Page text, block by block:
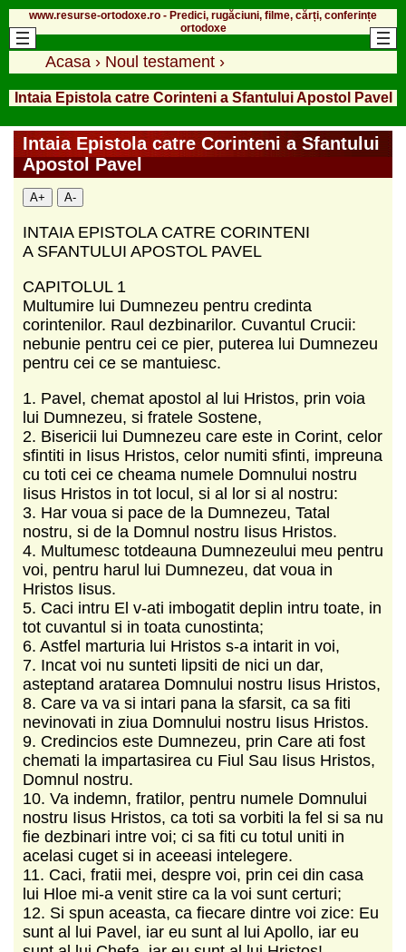
www.resurse-ortodoxe.ro - Predici, rugăciuni, filme, cărți, conferințe
ortodoxe
Acasa › Noul testament ›
Intaia Epistola catre Corinteni a Sfantului Apostol Pavel
Intaia Epistola catre Corinteni a Sfantului
Apostol Pavel
A+ A-
INTAIA EPISTOLA CATRE CORINTENI
A SFANTULUI APOSTOL PAVEL
CAPITOLUL 1
Multumire lui Dumnezeu pentru credinta
corintenilor. Raul dezbinarilor. Cuvantul Crucii:
nebunie pentru cei ce pier, puterea lui Dumnezeu
pentru cei ce se mantuiesc.
1. Pavel, chemat apostol al lui Hristos, prin voia
lui Dumnezeu, si fratele Sostene,
2. Bisericii lui Dumnezeu care este in Corint, celor
sfintiti in Iisus Hristos, celor numiti sfinti, impreuna
cu toti cei ce cheama numele Domnului nostru
Iisus Hristos in tot locul, si al lor si al nostru:
3. Har voua si pace de la Dumnezeu, Tatal
nostru, si de la Domnul nostru Iisus Hristos.
4. Multumesc totdeauna Dumnezeului meu pentru
voi, pentru harul lui Dumnezeu, dat voua in
Hristos Iisus.
5. Caci intru El v-ati imbogatit deplin intru toate, in
tot cuvantul si in toata cunostinta;
6. Astfel marturia lui Hristos s-a intarit in voi,
7. Incat voi nu sunteti lipsiti de nici un dar,
asteptand aratarea Domnului nostru Iisus Hristos,
8. Care va va si intari pana la sfarsit, ca sa fiti
nevinovati in ziua Domnului nostru Iisus Hristos.
9. Credincios este Dumnezeu, prin Care ati fost
chemati la impartasirea cu Fiul Sau Iisus Hristos,
Domnul nostru.
10. Va indemn, fratilor, pentru numele Domnului
nostru Iisus Hristos, ca toti sa vorbiti la fel si sa nu
fie dezbinari intre voi; ci sa fiti cu totul uniti in
acelasi cuget si in aceeasi intelegere.
11. Caci, fratii mei, despre voi, prin cei din casa
lui Hloe mi-a venit stire ca la voi sunt certuri;
12. Si spun aceasta, ca fiecare dintre voi zice: Eu
sunt al lui Pavel, iar eu sunt al lui Apollo, iar eu